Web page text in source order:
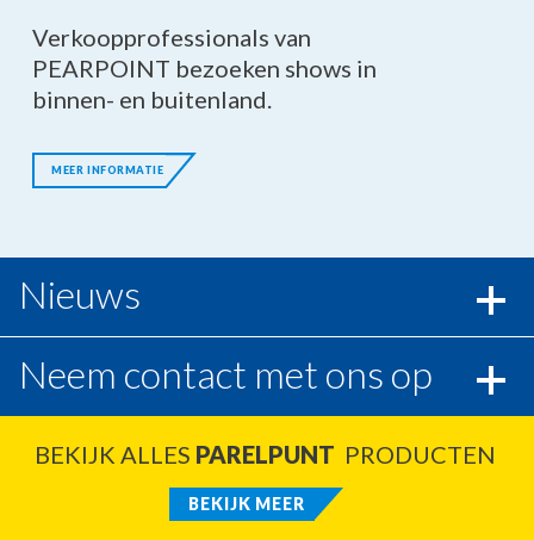
Verkoopprofessionals van
PEARPOINT bezoeken shows in
binnen- en buitenland.
MEER INFORMATIE
Nieuws
Neem contact met ons op
BEKIJK ALLES PARELPUNT PRODUCTEN
BEKIJK MEER